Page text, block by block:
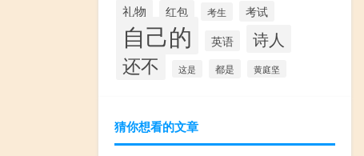
礼物 红包 考生 考试
自己的 英语 诗人
还不 这是 都是 黄庭坚
猜你想看的文章